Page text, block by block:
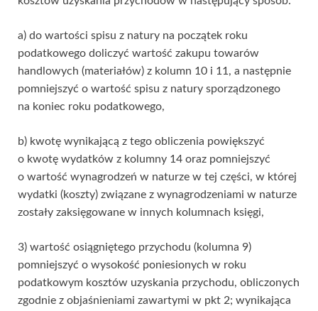
a) do wartości spisu z natury na początek roku
podatkowego doliczyć wartość zakupu towarów
handlowych (materiałów) z kolumn 10 i 11, a następnie
pomniejszyć o wartość spisu z natury sporządzonego
na koniec roku podatkowego,
b) kwotę wynikającą z tego obliczenia powiększyć
o kwotę wydatków z kolumny 14 oraz pomniejszyć
o wartość wynagrodzeń w naturze w tej części, w której
wydatki (koszty) związane z wynagrodzeniami w naturze
zostały zaksięgowane w innych kolumnach księgi,
3) wartość osiągniętego przychodu (kolumna 9)
pomniejszyć o wysokość poniesionych w roku
podatkowym kosztów uzyskania przychodu, obliczonych
zgodnie z objaśnieniami zawartymi w pkt 2; wynikająca